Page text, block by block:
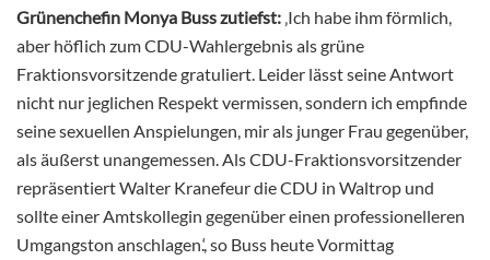
Grünenchefin Monya Buss zutiefst: ‚Ich habe ihm förmlich,
aber höflich zum CDU-Wahlergebnis als grüne
Fraktionsvorsitzende gratuliert. Leider lässt seine Antwort
nicht nur jeglichen Respekt vermissen, sondern ich empfinde
seine sexuellen Anspielungen, mir als junger Frau gegenüber,
als äußerst unangemessen. Als CDU-Fraktionsvorsitzender
repräsentiert Walter Kranefeur die CDU in Waltrop und
sollte einer Amtskollegin gegenüber einen professionelleren
Umgangston anschlagen.‘, so Buss heute Vormittag